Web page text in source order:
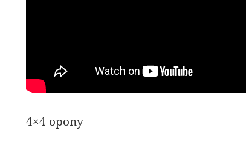
4×4 opony